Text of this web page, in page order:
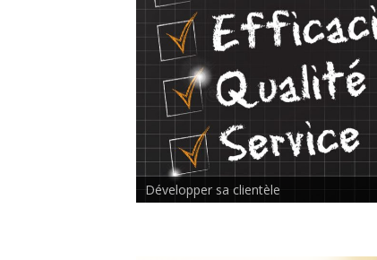
Rencontre inter-thérapeutes